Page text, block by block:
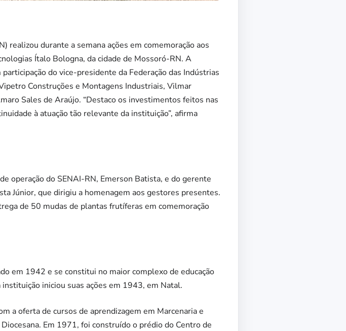
realizou durante a semana ações em comemoração aos
Ítalo Bologna, da cidade de Mossoró-RN. A
do vice-presidente da Federação das Indústrias
Construções e Montagens Industriais, Vilmar
Sales de Araújo. “Destaco os investimentos feitos nas
à atuação tão relevante da instituição”, afirma
operação do SENAI-RN, Emerson Batista, e do gerente
Júnior, que dirigiu a homenagem aos gestores presentes.
de 50 mudas de plantas frutíferas em comemoração
em 1942 e se constitui no maior complexo de educação
iniciou suas ações em 1943, em Natal.
a oferta de cursos de aprendizagem em Marcenaria e
Em 1971, foi construído o prédio do Centro de